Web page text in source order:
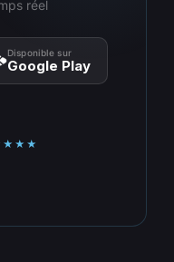
réel
Disponible sur
Google Play